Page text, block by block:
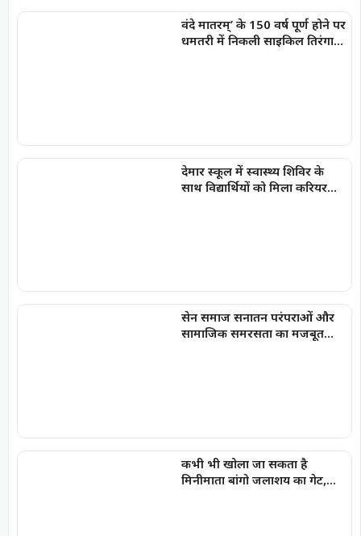
वंदे मातरम्’ के 150 वर्ष पूर्ण होने पर
धमतरी में निकली साइकिल तिरंगा
देमार स्कूल में स्वास्थ्य शिविर के
साथ विद्यार्थियों को मिला करियर
सेन समाज सनातन परंपराओं और
सामाजिक समरसता का मजबूत
कभी भी खोला जा सकता है
मिनीमाता बांगो जलाशय का गेट,